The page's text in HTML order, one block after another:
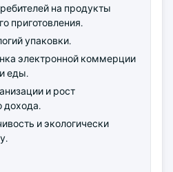
на продукты
приготовления.
упаковки.
электронной коммерции
еды.
и рост
дохода.
и экологически